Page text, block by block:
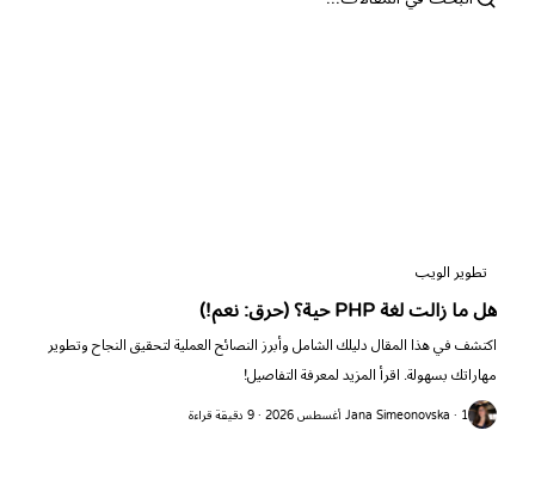
تطوير الويب
هل ما زالت لغة PHP حية؟ (حرق: نعم!)
اكتشف في هذا المقال دليلك الشامل وأبرز النصائح العملية لتحقيق النجاح وتطوير
مهاراتك بسهولة. اقرأ المزيد لمعرفة التفاصيل!
Jana Simeonovska · 1 أغسطس 2026 · 9 دقيقة قراءة